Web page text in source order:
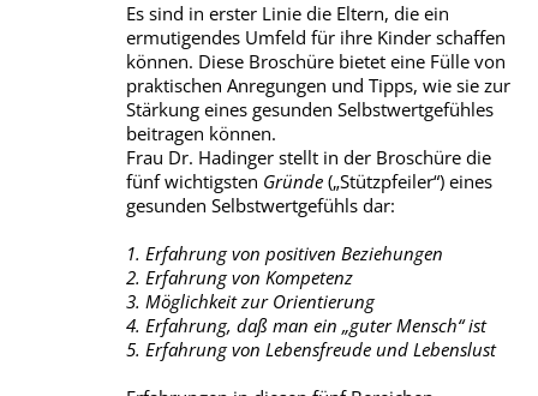
Es sind in erster Linie die Eltern, die ein
ermutigendes Umfeld für ihre Kinder schaffen
können. Diese Broschüre bietet eine Fülle von
praktischen Anregungen und Tipps, wie sie zur
Stärkung eines gesunden Selbstwertgefühles
beitragen können.
Frau Dr. Hadinger stellt in der Broschüre die
fünf wichtigsten Gründe („Stützpfeiler“) eines
gesunden Selbstwertgefühls dar:
1. Erfahrung von positiven Beziehungen
2. Erfahrung von Kompetenz
3. Möglichkeit zur Orientierung
4. Erfahrung, daß man ein „guter Mensch“ ist
5. Erfahrung von Lebensfreude und Lebenslust